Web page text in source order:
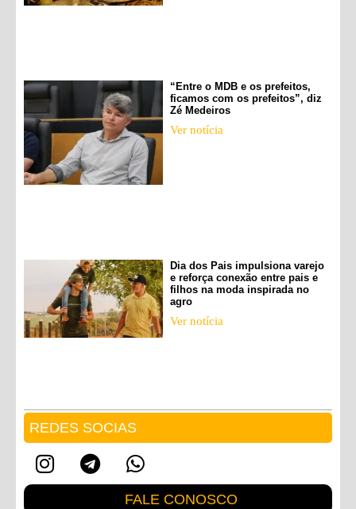
“Entre o MDB e os prefeitos,
ficamos com os prefeitos”, diz
Zé Medeiros
Ver notícia
Dia dos Pais impulsiona varejo
e reforça conexão entre pais e
filhos na moda inspirada no
agro
Ver notícia
REDES SOCIAS
FALE CONOSCO